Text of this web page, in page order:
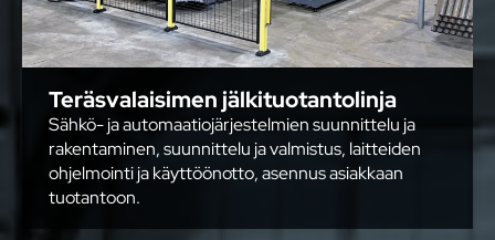
Teräsvalaisimen jälkituotantolinja
Sähkö- ja automaatiojärjestelmien suunnittelu ja
rakentaminen, suunnittelu ja valmistus, laitteiden
ohjelmointi ja käyttöönotto, asennus asiakkaan
tuotantoon.